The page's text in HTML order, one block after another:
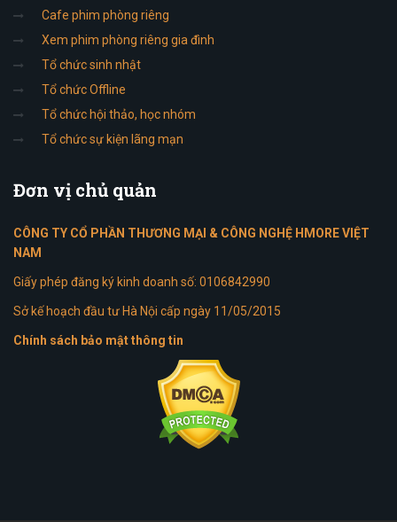
Cafe phim phòng riêng
Xem phim phòng riêng gia đình
Tổ chức sinh nhật
Tổ chức Offline
Tổ chức hội thảo, học nhóm
Tổ chức sự kiện lãng mạn
Đơn vị chủ quản
CÔNG TY CỔ PHẦN THƯƠNG MẠI & CÔNG NGHỆ HMORE VIỆT
NAM
Giấy phép đăng ký kinh doanh số: 0106842990
Sở kế hoạch đầu tư Hà Nội cấp ngày 11/05/2015
Chính sách bảo mật thông tin